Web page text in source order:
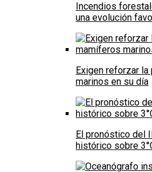
Incendios
una evolución
Exigen reforzar
marinos en su día
El pronóstico del
histórico sobre